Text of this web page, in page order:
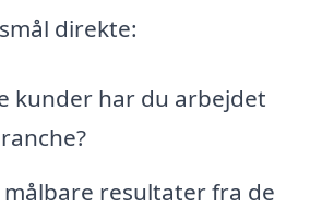
direkte:
kunder har du arbejdet
målbare resultater fra de